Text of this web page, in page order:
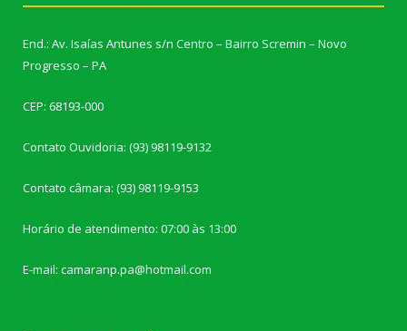
End.: Av. Isaías Antunes s/n Centro – Bairro Scremin – Novo
Progresso – PA
CEP: 68193-000
Contato Ouvidoria: (93) 98119-9132
Contato câmara: (93) 98119-9153
Horário de atendimento: 07:00 às 13:00
E-mail: camaranp.pa@hotmail.com